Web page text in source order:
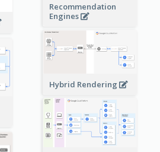
Recommendation
Engines
Hybrid Rendering